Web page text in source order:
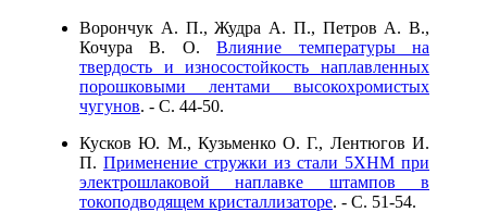
Ворончук А. П., Жудра А. П., Петров А. В.,
Кочура В. О.Влияние температуры на
твердость и износостойкость наплавленных
порошковыми лентами высокохромистых
чугунов. - C. 44-50.
Кусков Ю. М., Кузьменко О. Г., Лентюгов И.
П. Применение стружки из стали 5ХНМ при
электрошлаковой наплавке штампов в
токоподводящем кристаллизаторе. - C. 51-54.